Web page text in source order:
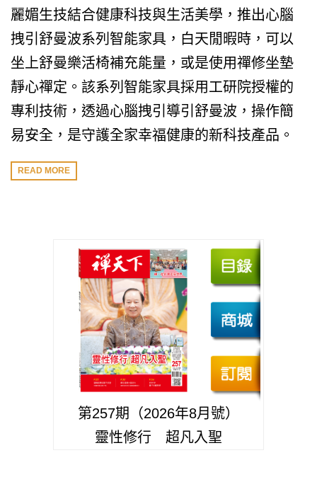
麗媚生技結合健康科技與生活美學，推出心腦
拽引舒曼波系列智能家具，白天閒暇時，可以
坐上舒曼樂活椅補充能量，或是使用禪修坐墊
靜心禪定。該系列智能家具採用工研院授權的
專利技術，透過心腦拽引導引舒曼波，操作簡
易安全，是守護全家幸福健康的新科技產品。
READ MORE
第257期（2026年8月號）
靈性修行 超凡入聖